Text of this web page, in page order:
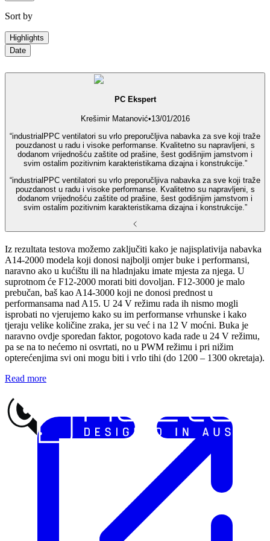
Sort by
Highlights
Date
PC Ekspert
Krešimir Matanović•13/01/2016
“industrialPPC ventilatori su vrlo preporučljiva nabavka za sve koji traže
pouzdanost u radu i visoke performanse. Kvalitetno su napravljeni, s
dodanom vrijednošću zaštite od prašine, šest godišnjim jamstvom i
svim ostalim pozitivnim karakteristikama dizajna i konstrukcije.”
“industrialPPC ventilatori su vrlo preporučljiva nabavka za sve koji traže
pouzdanost u radu i visoke performanse. Kvalitetno su napravljeni, s
dodanom vrijednošću zaštite od prašine, šest godišnjim jamstvom i
svim ostalim pozitivnim karakteristikama dizajna i konstrukcije.”
Iz rezultata testova možemo zaključiti kako je najisplativija nabavka
A14-2000 modela koji donosi najbolji omjer buke i performansi,
naravno ako u kućištu ili na hladnjaku imate mjesta za njega. U
suprotnom će F12-2000 morati biti dovoljan. F12-3000 je malo
prebučan, baš kao A14-3000 koji ne donosi prednost u
performansama nad A15. U 24 V režimu rada ih nismo mogli
isprobati no vjerujemo kako su im performanse vrhunske i kako
tjeraju velike količine zraka, jer su već i na 12 V moćni. Buka je
naravno ovdje sporedan faktor, pogotovo kada rade u 24 V režimu,
pa se na to nećemo ni osvrtati, no u PWM režimu i pri nižim
opterećenjima svi oni mogu biti i vrlo tihi (do 1200 – 1300 okretaja).
Read more